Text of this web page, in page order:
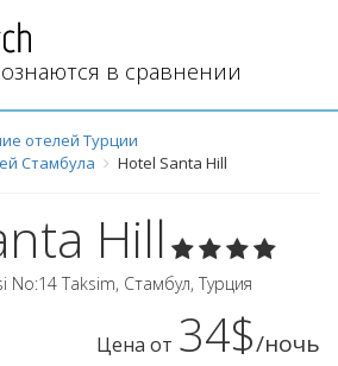
в сравнении
отелей Турции
Стамбула
Hotel Santa Hill
Hill
No:14 Taksim, Стамбул, Турция
Цена от 34$/ночь